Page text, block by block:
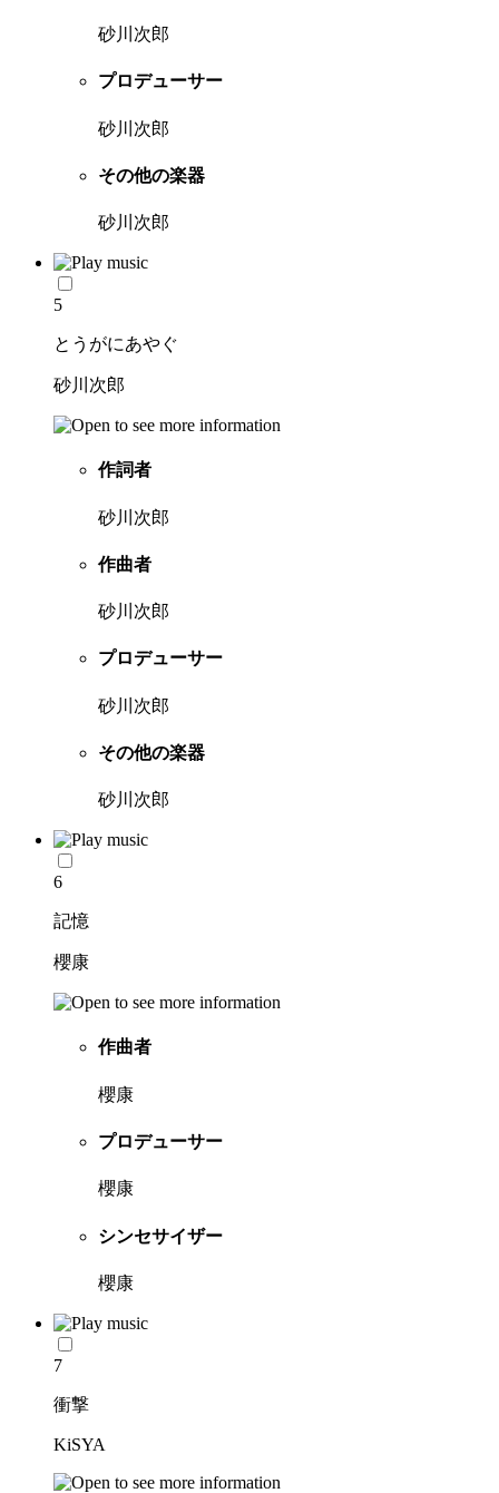
砂川次郎
プロデューサー
砂川次郎
その他の楽器
砂川次郎
5
とうがにあやぐ
砂川次郎
作詞者
砂川次郎
作曲者
砂川次郎
プロデューサー
砂川次郎
その他の楽器
砂川次郎
6
記憶
櫻康
作曲者
櫻康
プロデューサー
櫻康
シンセサイザー
櫻康
7
衝撃
KiSYA